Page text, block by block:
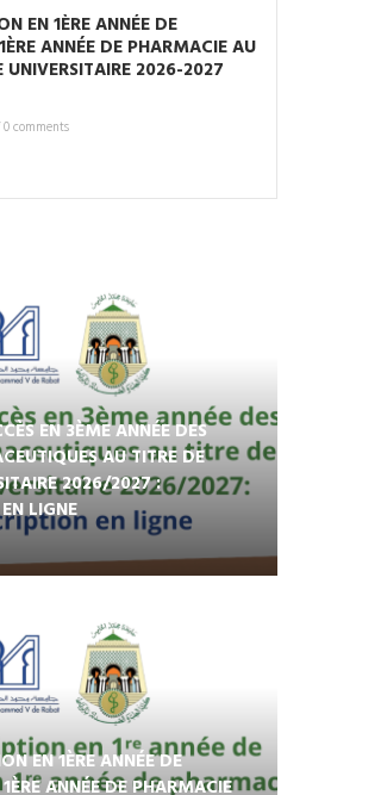
EN 1ÈRE ANNÉE DE
ANNÉE DE PHARMACIE AU
UNIVERSITAIRE 2026-2027
0 comments
EN 3ÈME ANNÉE DES
AU TITRE DE
2026/2027 :
LIGNE
EN 1ÈRE ANNÉE DE
ANNÉE DE PHARMACIE